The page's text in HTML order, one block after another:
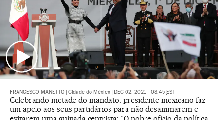
FRANCESCO MANETTO Cidade do México DEC 02, 2021 - 08:45 EST
Celebrando metade do mandato, presidente mexicano faz
um apelo aos seus partidários para não desanimarem e